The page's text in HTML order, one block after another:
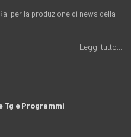
per la produzione di news della
Leggi tutto...
e Programmi